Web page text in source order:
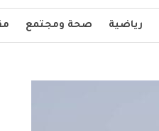
رياضية صحة ومجتمع